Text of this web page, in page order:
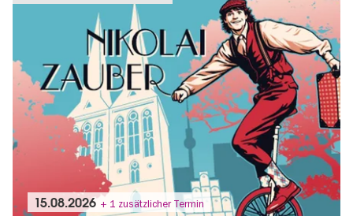
15.08.2026 + 1 zusätzlicher Termin